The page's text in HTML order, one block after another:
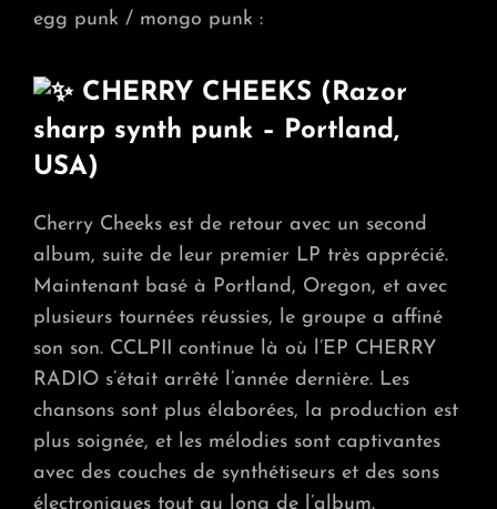
egg punk / mongo punk :
CHERRY CHEEKS (Razor
sharp synth punk – Portland,
USA)
Cherry Cheeks est de retour avec un second
album, suite de leur premier LP très apprécié.
Maintenant basé à Portland, Oregon, et avec
plusieurs tournées réussies, le groupe a affiné
son son. CCLPII continue là où l’EP CHERRY
RADIO s’était arrêté l’année dernière. Les
chansons sont plus élaborées, la production est
plus soignée, et les mélodies sont captivantes
avec des couches de synthétiseurs et des sons
électroniques tout au long de l’album.